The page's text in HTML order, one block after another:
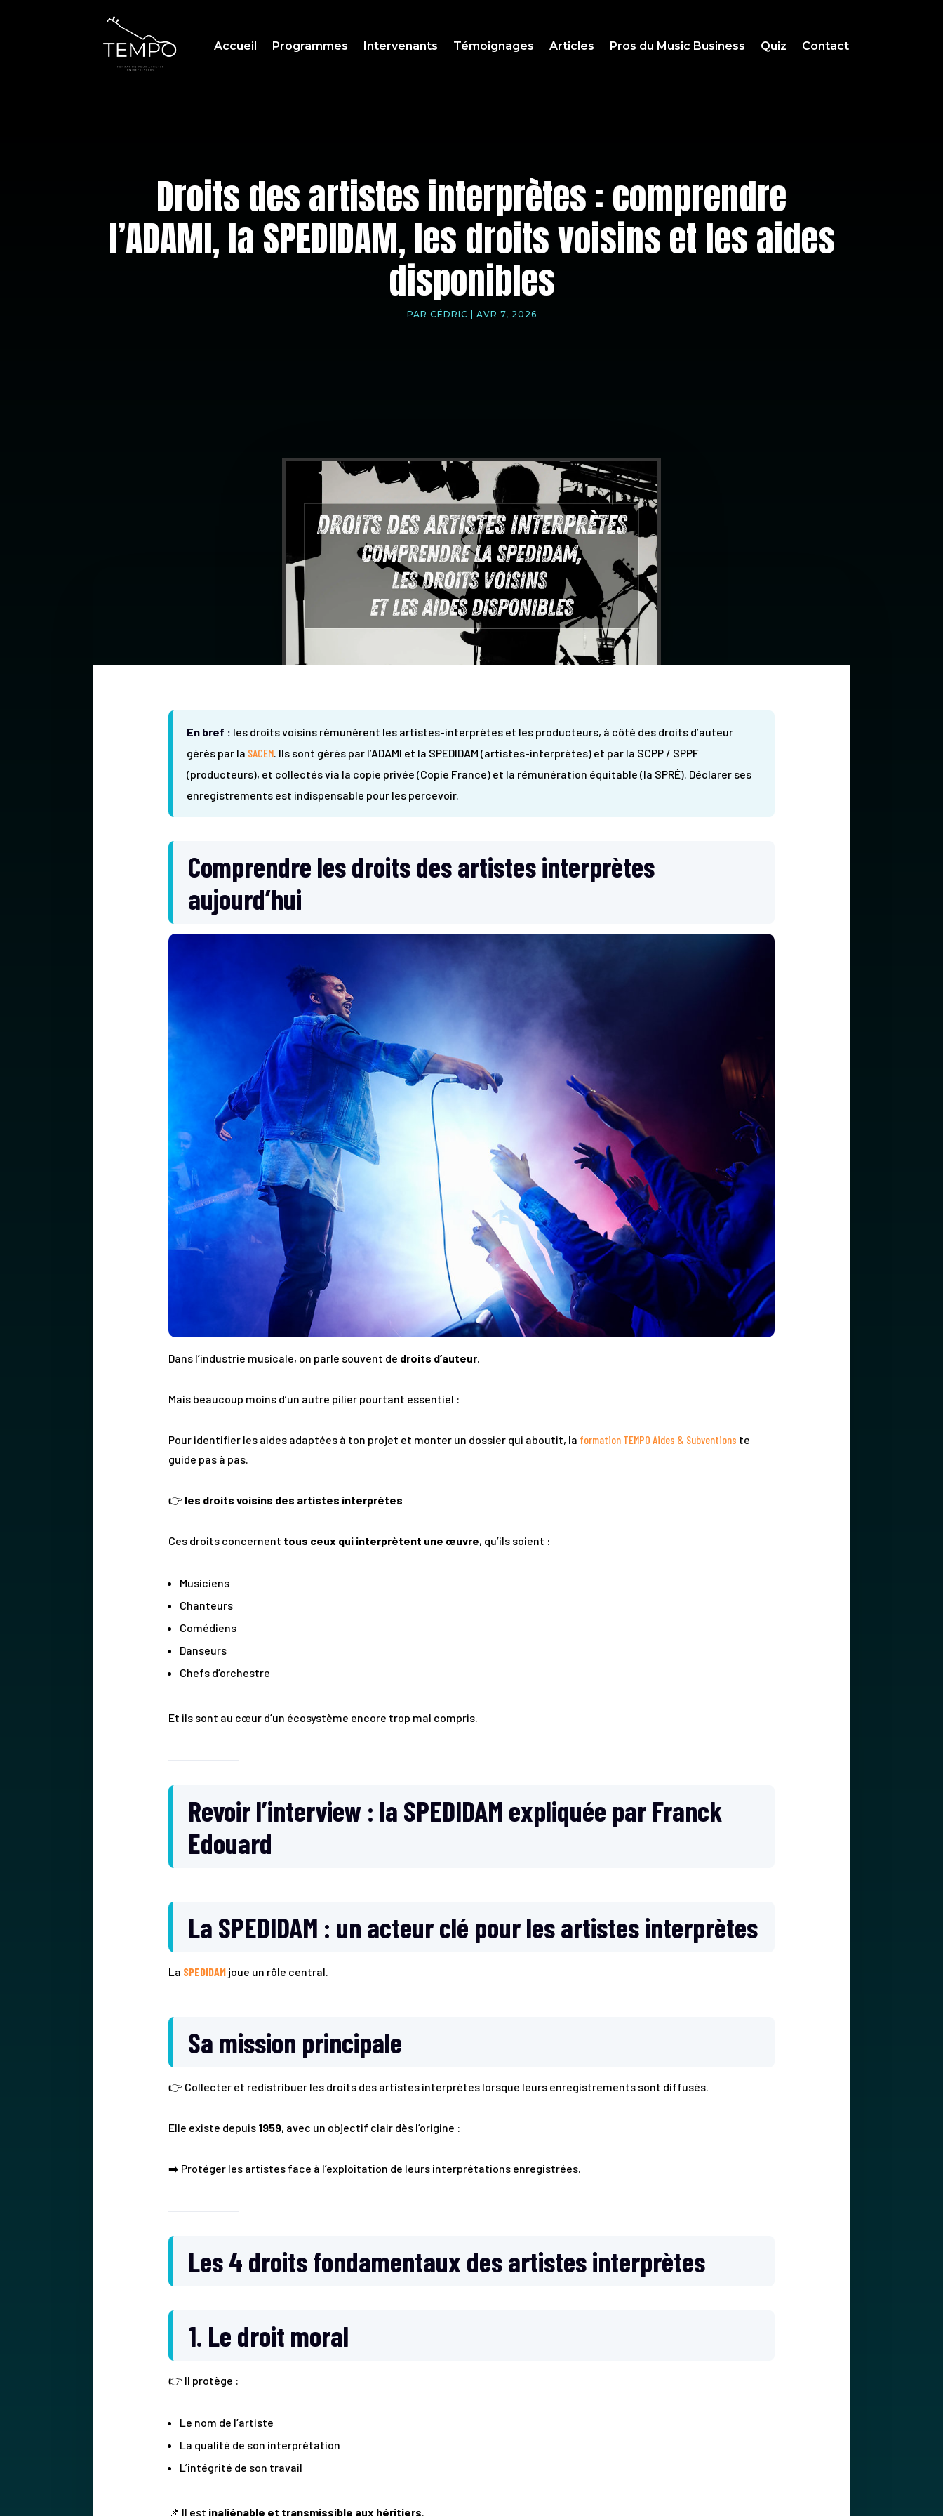
Accueil Programmes Intervenants Témoignages Articles Pros du Music Business Quiz Contact
Droits des artistes interprètes : comprendre
l’ADAMI, la SPEDIDAM, les droits voisins et les aides
disponibles
PAR CÉDRIC AVR 7, 2026
En bref : les droits voisins rémunèrent les artistes-interprètes et les producteurs, à côté des droits d’auteur
gérés par la SACEM . Ils sont gérés par l’ADAMI et la SPEDIDAM (artistes-interprètes) et par la SCPP / SPPF
(producteurs), et collectés via la copie privée (Copie France) et la rémunération équitable (la SPRÉ). Déclarer ses
enregistrements est indispensable pour les percevoir.
Comprendre les droits des artistes interprètes
aujourd’hui
Dans l’industrie musicale, on parle souvent de droits d’auteur.
Mais beaucoup moins d’un autre pilier pourtant essentiel :
Pour identifier les aides adaptées à ton projet et monter un dossier qui aboutit, la formation TEMPO Aides & Subventions te
guide pas à pas.
👉 les droits voisins des artistes interprètes
Ces droits concernent tous ceux qui interprètent une œuvre, qu’ils soient :
Musiciens
Chanteurs
Comédiens
Danseurs
Chefs d’orchestre
Et ils sont au cœur d’un écosystème encore trop mal compris.
Revoir l’interview : la SPEDIDAM expliquée par Franck
Edouard
La SPEDIDAM : un acteur clé pour les artistes interprètes
La SPEDIDAM joue un rôle central.
Sa mission principale
👉 Collecter et redistribuer les droits des artistes interprètes lorsque leurs enregistrements sont diffusés.
Elle existe depuis 1959, avec un objectif clair dès l’origine :
➡️ Protéger les artistes face à l’exploitation de leurs interprétations enregistrées.
Les 4 droits fondamentaux des artistes interprètes
1. Le droit moral
👉 Il protège :
Le nom de l’artiste
La qualité de son interprétation
L’intégrité de son travail
📌 Il est inaliénable et transmissible aux héritiers.